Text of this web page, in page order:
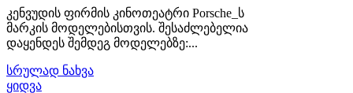
კენვუდის ფირმის კინოთეატრი Porsche_ს
მარკის მოდელებისთვის. შესაძლებელია
დაყენდეს შემდეგ მოდელებზე:...
სრულად ნახვა
ყიდვა